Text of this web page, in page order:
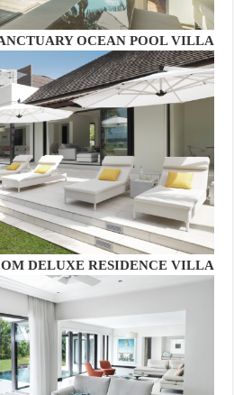
OCEAN POOL VILLA
DELUXE RESIDENCE VILLA